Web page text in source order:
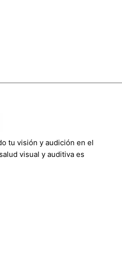
tu visión y audición en el
visual y auditiva es